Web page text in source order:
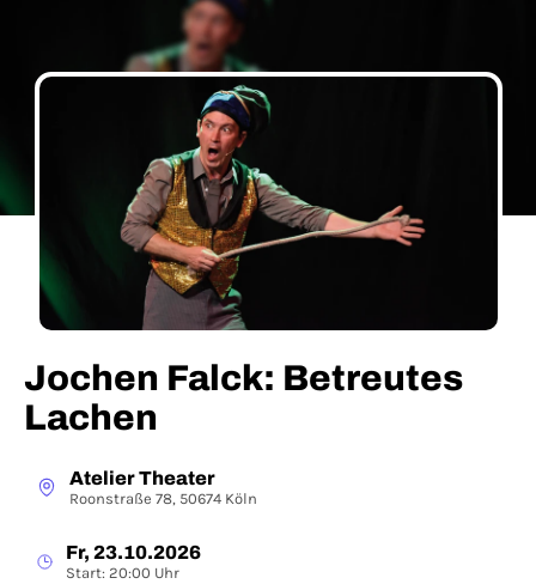
Jochen Falck: Betreutes
Lachen
Atelier Theater
Roonstraße 78, 50674 Köln
Fr, 23.10.2026
Start: 20:00 Uhr